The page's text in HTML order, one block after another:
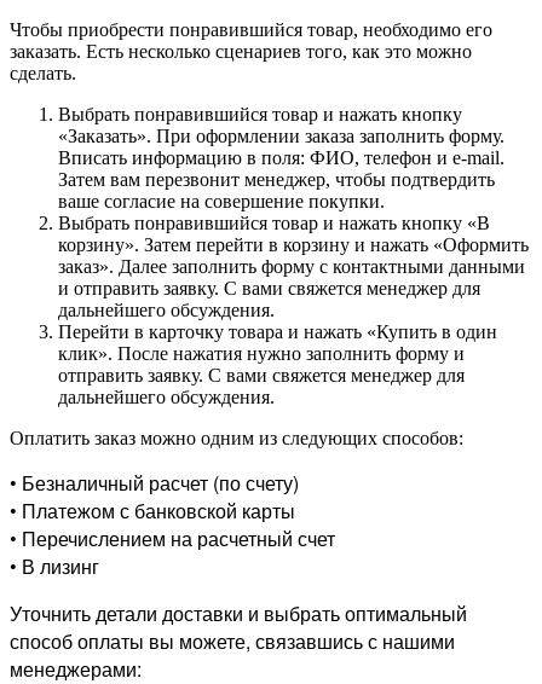
Чтобы приобрести понравившийся товар, необходимо его
заказать. Есть несколько сценариев того, как это можно
сделать.
Выбрать понравившийся товар и нажать кнопку
«Заказать». При оформлении заказа заполнить форму.
Вписать информацию в поля: ФИО, телефон и e-mail.
Затем вам перезвонит менеджер, чтобы подтвердить
ваше согласие на совершение покупки.
Выбрать понравившийся товар и нажать кнопку «В
корзину». Затем перейти в корзину и нажать «Оформить
заказ». Далее заполнить форму с контактными данными
и отправить заявку. С вами свяжется менеджер для
дальнейшего обсуждения.
Перейти в карточку товара и нажать «Купить в один
клик». После нажатия нужно заполнить форму и
отправить заявку. С вами свяжется менеджер для
дальнейшего обсуждения.
Оплатить заказ можно одним из следующих способов:
• Безналичный расчет (по счету)
• Платежом с банковской карты
• Перечислением на расчетный счет
• В лизинг
Уточнить детали доставки и выбрать оптимальный
способ оплаты вы можете, связавшись с нашими
менеджерами: